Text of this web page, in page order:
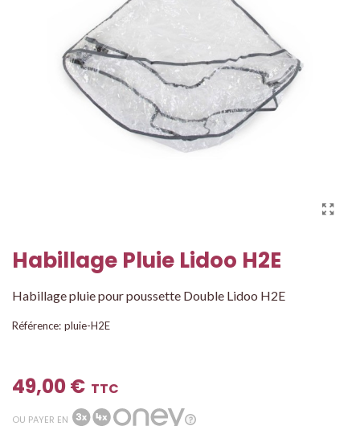
Habillage Pluie Lidoo H2E
Habillage pluie pour poussette Double Lidoo H2E
Référence: pluie-H2E
49,00 € TTC
OU PAYER EN